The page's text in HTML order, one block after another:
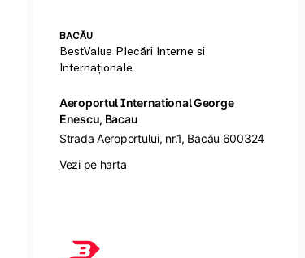
BACĂU
BestValue Plecări Interne si
Internaționale
Aeroportul International George
Enescu, Bacau
Strada Aeroportului, nr.1, Bacău 600324
Vezi pe harta